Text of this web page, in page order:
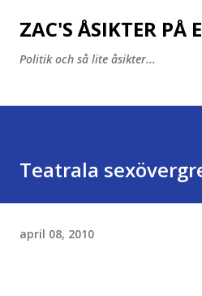
Fortsätt till
ZAC'S ÅSIKTER PÅ
Politik och så lite åsikter...
Teatrala
april 08, 2010